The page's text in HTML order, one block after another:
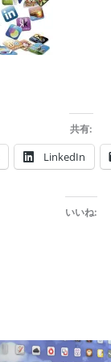
共有:
LinkedIn
いいね: